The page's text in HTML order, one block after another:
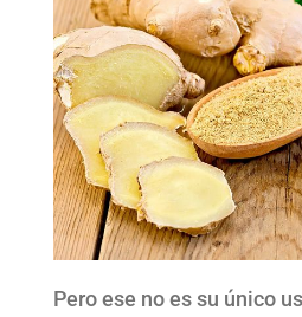
Pero ese no es su único